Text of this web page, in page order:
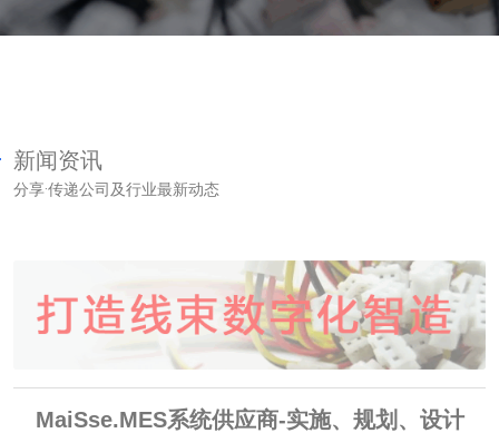
新闻资讯
分享·传递公司及行业最新动态
MaiSse.MES系统供应商-实施、规划、设计